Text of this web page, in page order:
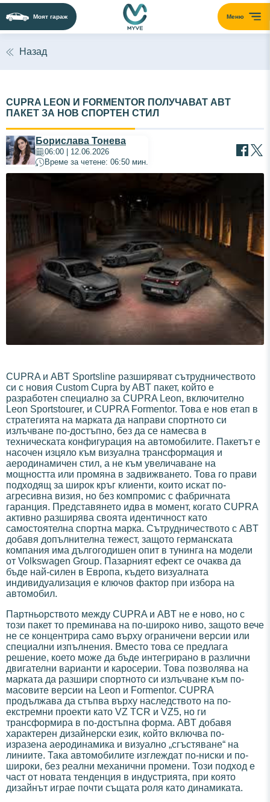
Меню
Моят гараж
Назад
CUPRA LEON И FORMENTOR ПОЛУЧАВАТ ABT
ПАКЕТ ЗА НОВ СПОРТЕН СТИЛ
Борислава Тонева
06:00 | 12.06.2026
Време за четене: 06:50 мин.
CUPRA и ABT Sportsline разширяват сътрудничеството
си с новия Custom Cupra by ABT пакет, който е
разработен специално за CUPRA Leon, включително
Leon Sportstourer, и CUPRA Formentor. Това е нов етап в
стратегията на марката да направи спортното си
излъчване по-достъпно, без да се намесва в
техническата конфигурация на автомобилите. Пакетът е
насочен изцяло към визуална трансформация и
аеродинамичен стил, а не към увеличаване на
мощността или промяна в задвижването. Това го прави
подходящ за широк кръг клиенти, които искат по-
агресивна визия, но без компромис с фабричната
гаранция. Представянето идва в момент, когато CUPRA
активно разширява своята идентичност като
самостоятелна спортна марка. Сътрудничеството с ABT
добавя допълнителна тежест, защото германската
компания има дългогодишен опит в тунинга на модели
от Volkswagen Group. Пазарният ефект се очаква да
бъде най-силен в Европа, където визуалната
индивидуализация е ключов фактор при избора на
автомобил.
Партньорството между CUPRA и ABT не е ново, но с
този пакет то преминава на по-широко ниво, защото вече
не се концентрира само върху ограничени версии или
специални изпълнения. Вместо това се предлага
решение, което може да бъде интегрирано в различни
двигателни варианти и каросерии. Това позволява на
марката да разшири спортното си излъчване към по-
масовите версии на Leon и Formentor. CUPRA
продължава да стъпва върху наследството на по-
екстремни проекти като VZ TCR и VZ5, но ги
трансформира в по-достъпна форма. ABT добавя
характерен дизайнерски език, който включва по-
изразена аеродинамика и визуално „сгъстяване“ на
линиите. Така автомобилите изглеждат по-ниски и по-
широки, без реални механични промени. Този подход е
част от новата тенденция в индустрията, при която
дизайнът играе почти същата роля като динамиката.